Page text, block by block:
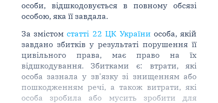
особи, відшкодовується в повному обсязі
особою, яка її завдала.
За змістомстатті 22 ЦК України особа, якій
завдано збитків у результаті порушення її
цивільного права, має право на їх
відшкодування. Збитками є: втрати, які
особа зазнала у зв'язку зі знищенням або
пошкодженням речі, а також витрати, які
особа зробила або мусить зробити для